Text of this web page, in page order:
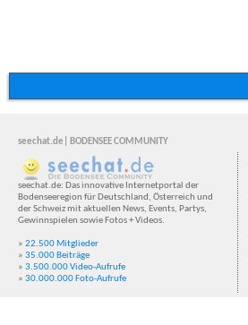
seechat.de| BODENSEE COMMUNITY
seechat.de: Das innovative Internetportal der
Bodenseeregion für Deutschland, Österreich und
der Schweiz mit aktuellen News, Events, Partys,
Gewinnspielen sowie Fotos + Videos.
» 22.500 Mitglieder
» 35.000 Beiträge
» 3.500.000 Video-Aufrufe
» 30.000.000 Foto-Aufrufe